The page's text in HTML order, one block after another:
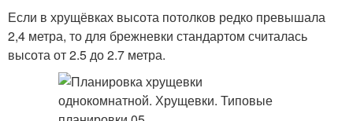
Если в хрущёвках высота потолков редко превышала
2,4 метра, то для брежневки стандартом считалась
высота от 2.5 до 2.7 метра.